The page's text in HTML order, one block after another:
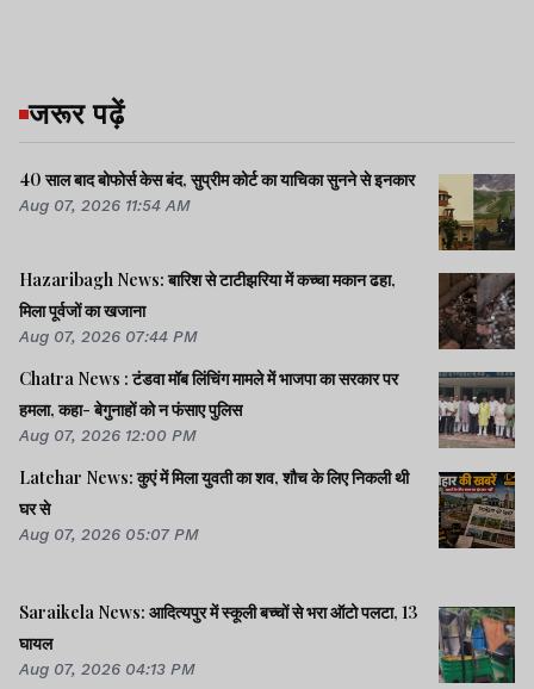
जरूर पढ़ें
40 साल बाद बोफोर्स केस बंद, सुप्रीम कोर्ट का याचिका सुनने से इनकार
Aug 07, 2026 11:54 AM
Hazaribagh News: बारिश से टाटीझरिया में कच्चा मकान ढहा,
मिला पूर्वजों का खजाना
Aug 07, 2026 07:44 PM
Chatra News : टंडवा मॉब लिंचिंग मामले में भाजपा का सरकार पर
हमला, कहा- बेगुनाहों को न फंसाए पुलिस
Aug 07, 2026 12:00 PM
Latehar News: कुएं में मिला युवती का शव, शौच के लिए निकली थी
घर से
Aug 07, 2026 05:07 PM
Saraikela News: आदित्यपुर में स्कूली बच्चों से भरा ऑटो पलटा, 13
घायल
Aug 07, 2026 04:13 PM